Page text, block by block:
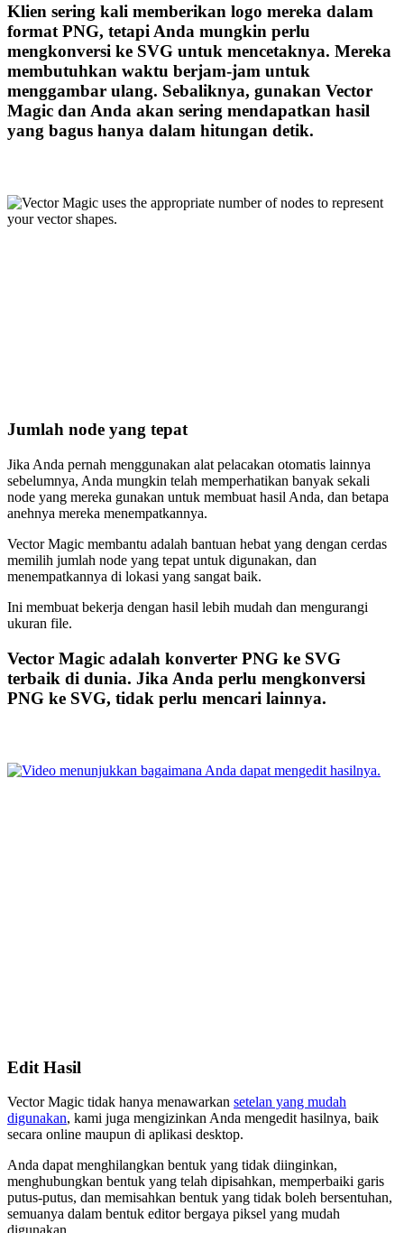
Klien sering kali memberikan logo mereka dalam
format PNG, tetapi Anda mungkin perlu
mengkonversi ke SVG untuk mencetaknya. Mereka
membutuhkan waktu berjam-jam untuk
menggambar ulang. Sebaliknya, gunakan Vector
Magic dan Anda akan sering mendapatkan hasil
yang bagus hanya dalam hitungan detik.
Jumlah node yang tepat
Jika Anda pernah menggunakan alat pelacakan otomatis lainnya
sebelumnya, Anda mungkin telah memperhatikan banyak sekali
node yang mereka gunakan untuk membuat hasil Anda, dan betapa
anehnya mereka menempatkannya.
Vector Magic membantu adalah bantuan hebat yang dengan cerdas
memilih jumlah node yang tepat untuk digunakan, dan
menempatkannya di lokasi yang sangat baik.
Ini membuat bekerja dengan hasil lebih mudah dan mengurangi
ukuran file.
Vector Magic adalah konverter PNG ke SVG
terbaik di dunia. Jika Anda perlu mengkonversi
PNG ke SVG, tidak perlu mencari lainnya.
Edit Hasil
Vector Magic tidak hanya menawarkan setelan yang mudah
digunakan, kami juga mengizinkan Anda mengedit hasilnya, baik
secara online maupun di aplikasi desktop.
Anda dapat menghilangkan bentuk yang tidak diinginkan,
menghubungkan bentuk yang telah dipisahkan, memperbaiki garis
putus-putus, dan memisahkan bentuk yang tidak boleh bersentuhan,
semuanya dalam bentuk editor bergaya piksel yang mudah